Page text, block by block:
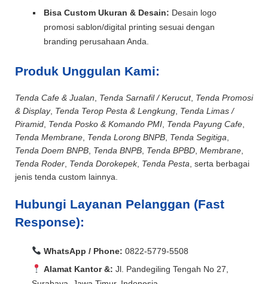
Bisa Custom Ukuran & Desain: Desain logo
promosi sablon/digital printing sesuai dengan
branding perusahaan Anda.
Produk Unggulan Kami:
Tenda Cafe & Jualan Tenda Sarnafil / Kerucut, Tenda Promosi
& Display, Tenda Terop Pesta & Lengkung Tenda Limas /
Piramid Tenda Posko & Komando PMI Tenda Payung Cafe
Tenda Membrane Tenda Lorong BNPB Tenda Segitiga
Tenda Doem BNPB Tenda BNPB Tenda BPBD Membrane
Tenda Roder Tenda Dorokepek, Tenda Pesta , serta berbagai
jenis tenda custom lainnya.
Hubungi Layanan Pelanggan (Fast
Response):
WhatsApp / Phone: 0822-5779-5508
Alamat Kantor &: Jl. Pandegiling Tengah No 27,